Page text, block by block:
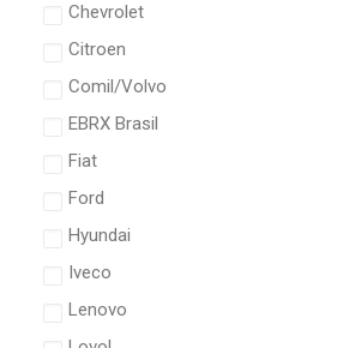
Chevrolet
Citroen
Comil/Volvo
EBRX Brasil
Fiat
Ford
Hyundai
Iveco
Lenovo